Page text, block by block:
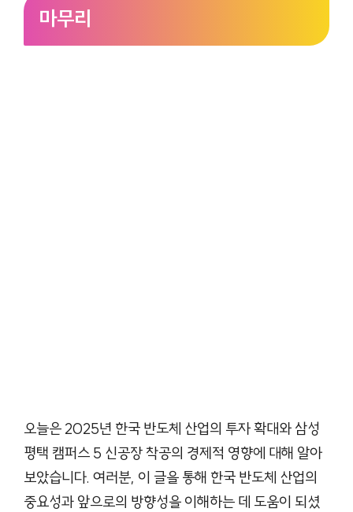
마무리
오늘은 2025년 한국 반도체 산업의 투자 확대와 삼성
평택 캠퍼스 5 신공장 착공의 경제적 영향에 대해 알아
보았습니다. 여러분, 이 글을 통해 한국 반도체 산업의
중요성과 앞으로의 방향성을 이해하는 데 도움이 되셨